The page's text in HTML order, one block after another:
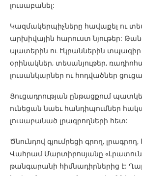
լուսաբանել:
Կազմակերպիչները հավաքել ու
արխիվային հարուստ նյութեր:
պատերին ու էկրաններին տպագիր
օրինակներ, տեսանյութեր,
լուսանկարներ ու հոդվածներ
Ցուցադրության ընթացքում
ունեցան նաեւ հանդիպումներ
լուսաբանած լրագրողների հետ:
Ծնունդով գյումրեցի գրող,
Վահրամ Մարտիրոսյանը
թանգարանի հիմնադիրներից է: